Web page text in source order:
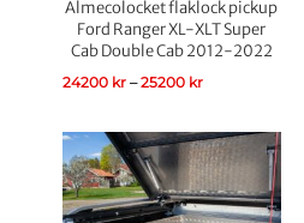
Almecolocket flaklock pickup
Ford Ranger XL-XLT Super
Cab Double Cab 2012-2022
24200 kr – 25200 kr
Prisintervall:
11700 kr
till
13300 kr